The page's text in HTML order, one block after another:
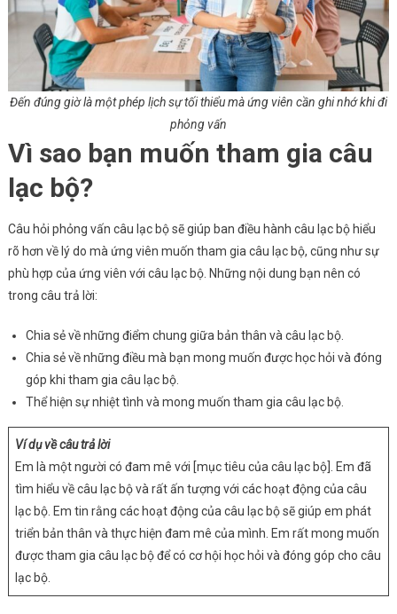
Đến đúng giờ là một phép lịch sự tối thiểu mà ứng viên cần ghi nhớ khi đi
phỏng vấn
Vì sao bạn muốn tham gia câu
lạc bộ?
Câu hỏi phỏng vấn câu lạc bộ sẽ giúp ban điều hành câu lạc bộ hiểu
rõ hơn về lý do mà ứng viên muốn tham gia câu lạc bộ, cũng như sự
phù hợp của ứng viên với câu lạc bộ. Những nội dung bạn nên có
trong câu trả lời:
Chia sẻ về những điểm chung giữa bản thân và câu lạc bộ.
Chia sẻ về những điều mà bạn mong muốn được học hỏi và đóng
góp khi tham gia câu lạc bộ.
Thể hiện sự nhiệt tình và mong muốn tham gia câu lạc bộ.
Ví dụ về câu trả lời
Em là một người có đam mê với [mục tiêu của câu lạc bộ]. Em đã
tìm hiểu về câu lạc bộ và rất ấn tượng với các hoạt động của câu
lạc bộ. Em tin rằng các hoạt động của câu lạc bộ sẽ giúp em phát
triển bản thân và thực hiện đam mê của mình. Em rất mong muốn
được tham gia câu lạc bộ để có cơ hội học hỏi và đóng góp cho câu
lạc bộ.